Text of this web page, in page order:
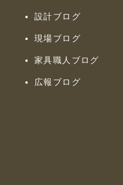
設計ブログ
現場ブログ
家具職人ブログ
広報ブログ